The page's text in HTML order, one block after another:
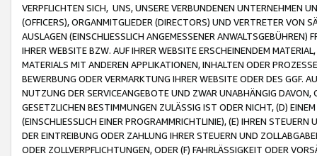
VERPFLICHTEN SICH, UNS, UNSERE VERBUNDENEN UNTERNEHMEN
(OFFICERS), ORGANMITGLIEDER (DIRECTORS) UND VERTRETER VON
AUSLAGEN (EINSCHLIESSLICH ANGEMESSENER
IHRER WEBSITE BZW. AUF IHRER WEBSITE ERSCHEINENDEM
MATERIALS MIT ANDEREN APPLIKATIONEN, INHALTEN ODER
BEWERBUNG ODER VERMARKTUNG IHRER WEBSITE ODER DES GGF.
NUTZUNG DER SERVICEANGEBOTE UND ZWAR UNABHÄNGIG
GESETZLICHEN BESTIMMUNGEN ZULÄSSIG IST ODER NICHT, (D)
(EINSCHLIESSLICH EINER PROGRAMMRICHTLINIE), (E) IHREN
DER EINTREIBUNG ODER ZAHLUNG IHRER STEUERN UND
ODER ZOLLVERPFLICHTUNGEN, ODER (F) FAHRLÄSSIGKEIT ODER